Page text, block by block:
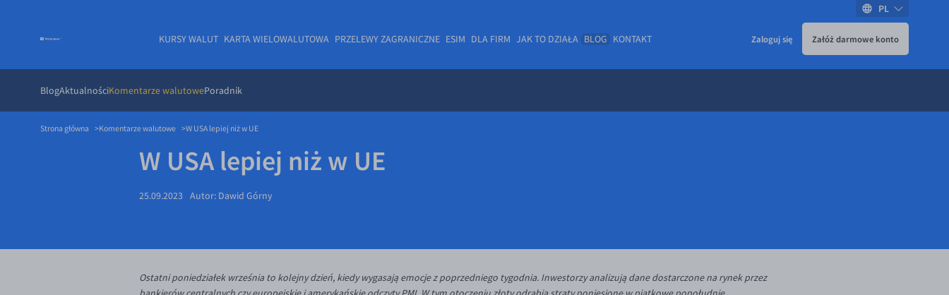
KURSY WALUT KARTA WIELOWALUTOWA PRZELEWY ZAGRANICZNE ESIM DLA FIRM JAK TO DZIAŁA BLOG
BlogAktualnościKomentarze walutowePoradnik
KONTAKT Zaloguj się Załóż darmowe konto
PL
Strona główna Komentarze walutowe W USA lepiej niż w UE
W USA lepiej niż w UE
25.09.2023 Autor: Dawid Górny
Ostatni poniedziałek września to kolejny dzień, kiedy wygasają emocje z poprzedniego tygodnia. Inwestorzy analizują dane dostarczone na rynek przez